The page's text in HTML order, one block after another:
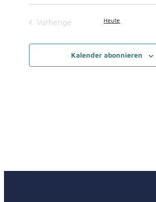
Vorherige
Heute
Kalender abonnieren